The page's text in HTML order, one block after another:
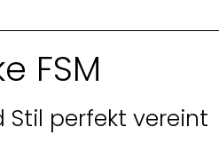
FSM
Stil perfekt vereint